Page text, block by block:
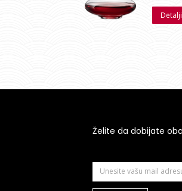
sa5.00
Detalji
Želite da dobijate